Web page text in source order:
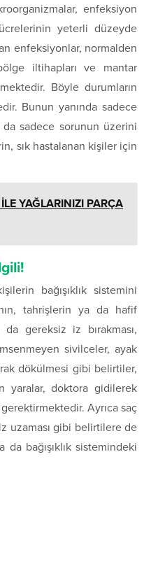
enfeksiyon
yeterli düzeyde
enfeksiyonlar, normalden
iltihapları ve mantar
Böyle durumların
Bunun yanında sadece
da sadece sorunun üzerini
sık hastalanan kişiler için
YAĞLARINIZI PARÇA
bağışıklık sistemini
tahrişlerin ya da hafif
gereksiz iz bırakması,
sivilceler, ayak
dökülmesi gibi belirtiler,
yaralar, doktora gidilerek
Ayrıca saç
uzaması gibi belirtilere de
bağışıklık sistemindeki